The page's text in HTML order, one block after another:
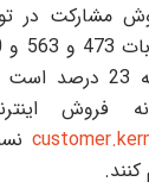
مشارکت در
سود انصراف
فروش